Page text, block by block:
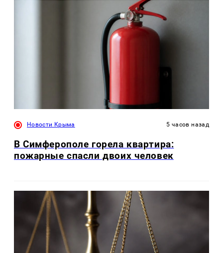
Новости Крыма 5 часов назад
В Симферополе горела квартира:
пожарные спасли двоих человек